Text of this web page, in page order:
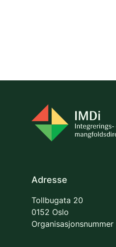
Adresse
Tollbugata 20
0152 Oslo
Organisasjonsnummer